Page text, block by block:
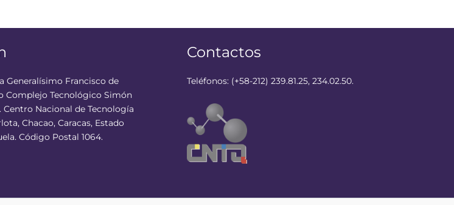
Generalísimo Francisco de
Complejo Tecnológico Simón
Centro Nacional de Tecnología
Chacao, Caracas, Estado
Código Postal 1064.
Contactos
Teléfonos: (+58-212) 239.81.25, 234.02.50.